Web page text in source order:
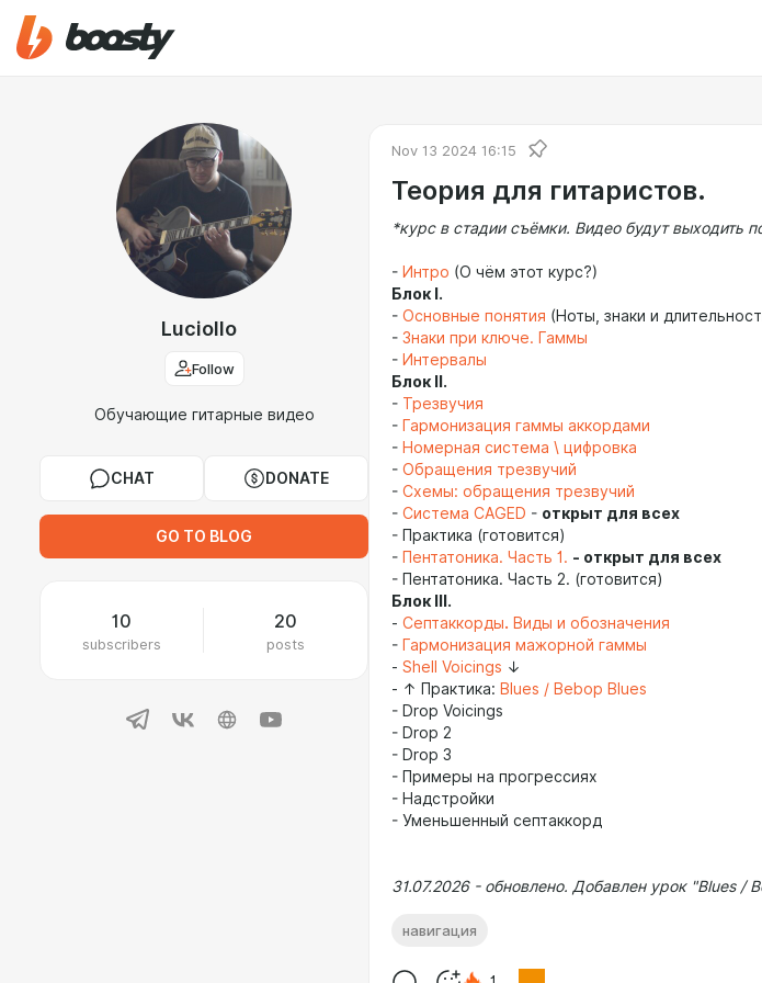
Luciollo
Follow
Обучающие гитарные видео
CHAT DONATE
GO TO BLOG
10
subscribers
20
posts
Nov 13 2024 16:15
Теория для гитаристов.
*курс в стадии съёмки. Видео будут выходить
- Интро (О чём этот курс?)
Блок I.
- Основные понятия (Ноты, знаки и
- Знаки при ключе. Гаммы
- Интервалы
Блок II.
- Трезвучия
- Гармонизация гаммы аккордами
- Номерная система \ цифровка
- Обращения трезвучий
- Схемы: обращения трезвучий
- Система CAGED - открыт для всех
- Практика (готовится)
- Пентатоника. Часть 1. - открыт для всех
- Пентатоника. Часть 2. (готовится)
Блок III.
- Септаккорды. Виды и обозначения
- Гармонизация мажорной гаммы
- Shell Voicings ↓
- ↑ Практика: Blues / Bebop Blues
- Drop Voicings
- Drop 2
- Drop 3
- Примеры на прогрессиях
- Надстройки
- Уменьшенный септаккорд
31.07.2026 - обновлено. Добавлен урок "Blues /
навигация